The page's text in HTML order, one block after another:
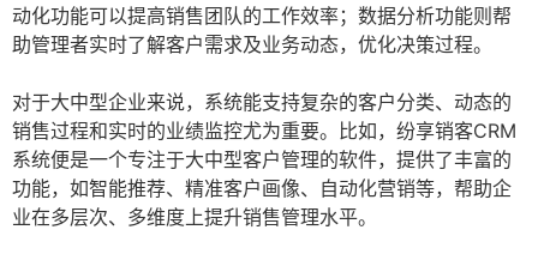
动化功能可以提高销售团队的工作效率；数据分析功能则帮
助管理者实时了解客户需求及业务动态，优化决策过程。
对于大中型企业来说，系统能支持复杂的客户分类、动态的
销售过程和实时的业绩监控尤为重要。比如，纷享销客CRM
系统便是一个专注于大中型客户管理的软件，提供了丰富的
功能，如智能推荐、精准客户画像、自动化营销等，帮助企
业在多层次、多维度上提升销售管理水平。